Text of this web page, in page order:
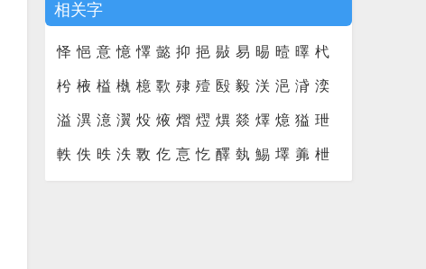
相关字
怿 悒 意 憶 懌 懿 抑 挹 敡 易 晹 曀 曎 杙
枍 棭 榏 槸 檍 歝 殔 殪 殹 毅 浂 浥 浳 湙
溢 潩 澺 瀷 炈 焲 熠 熤 熼 燚 燡 燱 獈 玴
軼 佚 昳 泆 斁 仡 悥 忔 醳 埶 鯣 墿 羛 枻